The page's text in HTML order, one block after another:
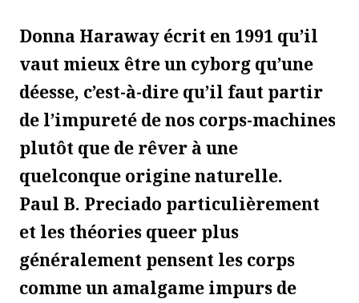
Donna Haraway écrit en 1991 qu’il
vaut mieux être un cyborg qu’une
déesse, c’est-à-dire qu’il faut partir
de l’impureté de nos corps-machines
plutôt que de rêver à une
quelconque origine naturelle.
Paul B. Preciado particulièrement
et les théories queer plus
généralement pensent les corps
comme un amalgame impurs de